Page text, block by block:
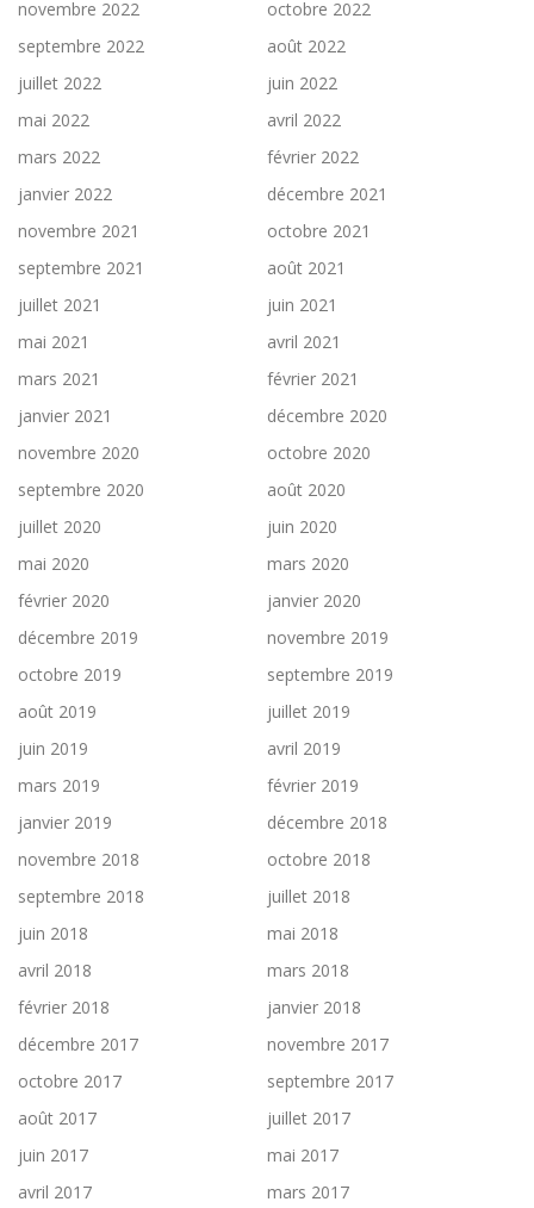
novembre 2022
octobre 2022
septembre 2022
août 2022
juillet 2022
juin 2022
mai 2022
avril 2022
mars 2022
février 2022
janvier 2022
décembre 2021
novembre 2021
octobre 2021
septembre 2021
août 2021
juillet 2021
juin 2021
mai 2021
avril 2021
mars 2021
février 2021
janvier 2021
décembre 2020
novembre 2020
octobre 2020
septembre 2020
août 2020
juillet 2020
juin 2020
mai 2020
mars 2020
février 2020
janvier 2020
décembre 2019
novembre 2019
octobre 2019
septembre 2019
août 2019
juillet 2019
juin 2019
avril 2019
mars 2019
février 2019
janvier 2019
décembre 2018
novembre 2018
octobre 2018
septembre 2018
juillet 2018
juin 2018
mai 2018
avril 2018
mars 2018
février 2018
janvier 2018
décembre 2017
novembre 2017
octobre 2017
septembre 2017
août 2017
juillet 2017
juin 2017
mai 2017
avril 2017
mars 2017